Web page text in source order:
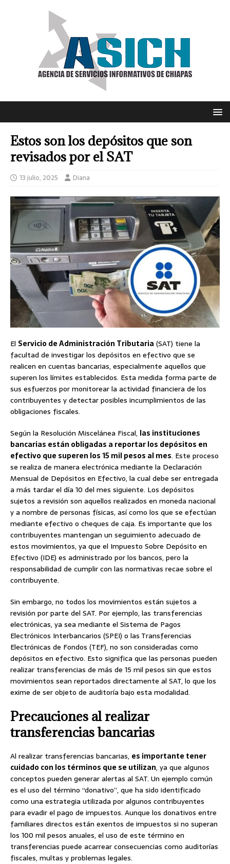
Estos son los depósitos que son
revisados por el SAT
13 julio, 2025 Diana
El Servicio de Administración Tributaria (SAT) tiene la
facultad de investigar los depósitos en efectivo que se
realicen en cuentas bancarias, especialmente aquellos que
superen los límites establecidos. Esta medida forma parte de
sus esfuerzos por monitorear la actividad financiera de los
contribuyentes y detectar posibles incumplimientos de las
obligaciones fiscales.
Según la Resolución Miscelánea Fiscal, las instituciones
bancarias están obligadas a reportar los depósitos en
efectivo que superen los 15 mil pesos al mes. Este proceso
se realiza de manera electrónica mediante la Declaración
Mensual de Depósitos en Efectivo, la cual debe ser entregada
a más tardar el día 10 del mes siguiente. Los depósitos
sujetos a revisión son aquellos realizados en moneda nacional
y a nombre de personas físicas, así como los que se efectúan
mediante efectivo o cheques de caja. Es importante que los
contribuyentes mantengan un seguimiento adecuado de
estos movimientos, ya que el Impuesto Sobre Depósito en
Efectivo (IDE) es administrado por los bancos, pero la
responsabilidad de cumplir con las normativas recae sobre el
contribuyente.
Sin embargo, no todos los movimientos están sujetos a
revisión por parte del SAT. Por ejemplo, las transferencias
electrónicas, ya sea mediante el Sistema de Pagos
Electrónicos Interbancarios (SPEI) o las Transferencias
Electrónicas de Fondos (TEF), no son consideradas como
depósitos en efectivo. Esto significa que las personas pueden
realizar transferencias de más de 15 mil pesos sin que estos
movimientos sean reportados directamente al SAT, lo que los
exime de ser objeto de auditoría bajo esta modalidad.
Precauciones al realizar
transferencias bancarias
Al realizar transferencias bancarias, es importante tener
cuidado con los términos que se utilizan, ya que algunos
conceptos pueden generar alertas al SAT. Un ejemplo común
es el uso del término “donativo”, que ha sido identificado
como una estrategia utilizada por algunos contribuyentes
para evadir el pago de impuestos. Aunque los donativos entre
familiares directos están exentos de impuestos si no superan
los 100 mil pesos anuales, el uso de este término en
transferencias puede acarrear consecuencias como auditorías
fiscales, multas y problemas legales.